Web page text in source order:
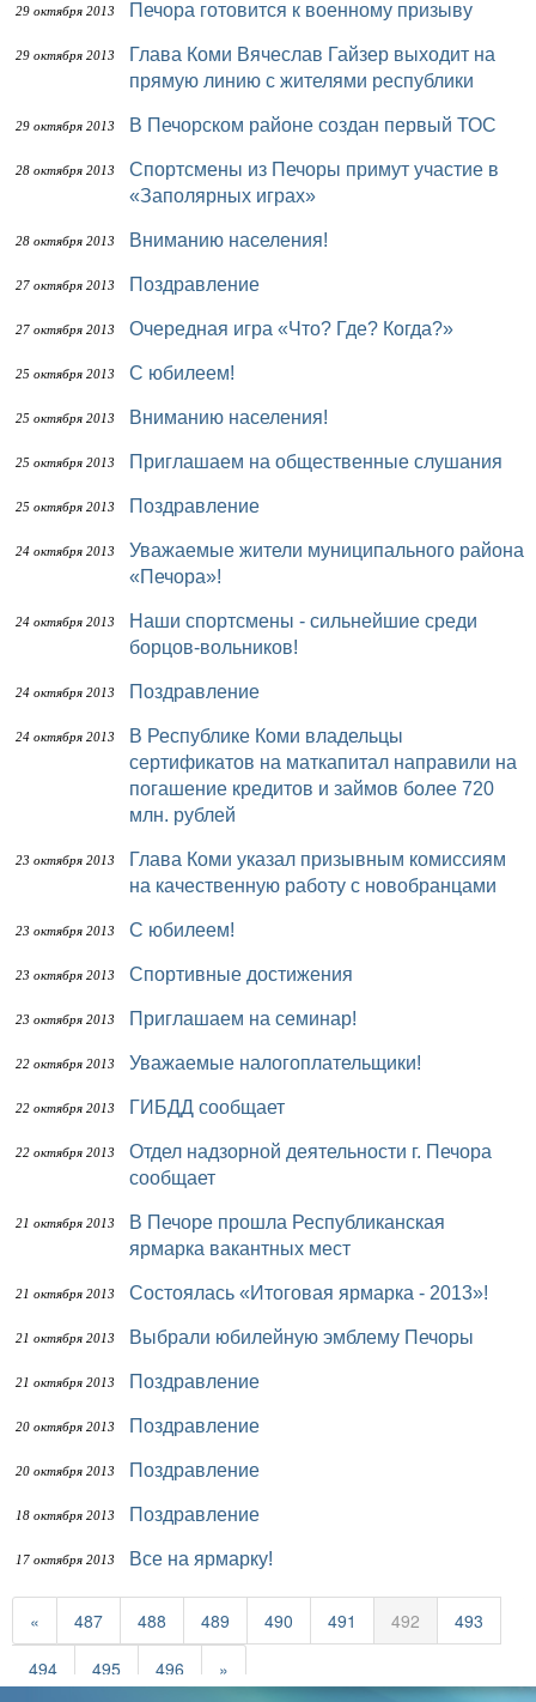
29 октября 2013 Печора готовится к военному призыву
29 октября 2013
Глава Коми Вячеслав Гайзер выходит на
прямую линию с жителями республики
29 октября 2013 В Печорском районе создан первый ТОС
28 октября 2013
Спортсмены из Печоры примут участие в
«Заполярных играх»
28 октября 2013 Вниманию населения!
27 октября 2013 Поздравление
27 октября 2013 Очередная игра «Что? Где? Когда?»
25 октября 2013 С юбилеем!
25 октября 2013 Вниманию населения!
25 октября 2013 Приглашаем на общественные слушания
25 октября 2013 Поздравление
24 октября 2013
Уважаемые жители муниципального района
«Печора»!
24 октября 2013
Наши спортсмены - сильнейшие среди
борцов-вольников!
24 октября 2013 Поздравление
24 октября 2013
В Республике Коми владельцы
сертификатов на маткапитал направили на
погашение кредитов и займов более 720
млн. рублей
23 октября 2013
Глава Коми указал призывным комиссиям
на качественную работу с новобранцами
23 октября 2013 С юбилеем!
23 октября 2013 Спортивные достижения
23 октября 2013 Приглашаем на семинар!
22 октября 2013 Уважаемые налогоплательщики!
22 октября 2013 ГИБДД сообщает
22 октября 2013
Отдел надзорной деятельности г. Печора
сообщает
21 октября 2013
В Печоре прошла Республиканская
ярмарка вакантных мест
21 октября 2013 Состоялась «Итоговая ярмарка - 2013»!
21 октября 2013 Выбрали юбилейную эмблему Печоры
21 октября 2013 Поздравление
20 октября 2013 Поздравление
20 октября 2013 Поздравление
18 октября 2013 Поздравление
17 октября 2013 Все на ярмарку!
« 487 488 489 490 491 492
493
494
495 496 »